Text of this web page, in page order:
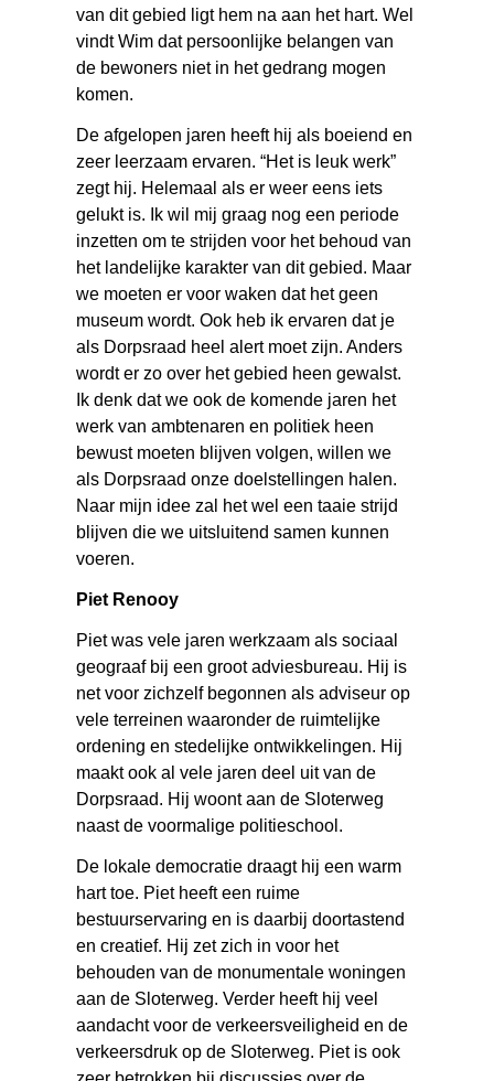
van dit gebied ligt hem na aan het hart. Wel
vindt Wim dat persoonlijke belangen van
de bewoners niet in het gedrang mogen
komen.
De afgelopen jaren heeft hij als boeiend en
zeer leerzaam ervaren. “Het is leuk werk”
zegt hij. Helemaal als er weer eens iets
gelukt is. Ik wil mij graag nog een periode
inzetten om te strijden voor het behoud van
het landelijke karakter van dit gebied. Maar
we moeten er voor waken dat het geen
museum wordt. Ook heb ik ervaren dat je
als Dorpsraad heel alert moet zijn. Anders
wordt er zo over het gebied heen gewalst.
Ik denk dat we ook de komende jaren het
werk van ambtenaren en politiek heen
bewust moeten blijven volgen, willen we
als Dorpsraad onze doelstellingen halen.
Naar mijn idee zal het wel een taaie strijd
blijven die we uitsluitend samen kunnen
voeren.
Piet Renooy
Piet was vele jaren werkzaam als sociaal
geograaf bij een groot adviesbureau. Hij is
net voor zichzelf begonnen als adviseur op
vele terreinen waaronder de ruimtelijke
ordening en stedelijke ontwikkelingen. Hij
maakt ook al vele jaren deel uit van de
Dorpsraad. Hij woont aan de Sloterweg
naast de voormalige politieschool.
De lokale democratie draagt hij een warm
hart toe. Piet heeft een ruime
bestuurservaring en is daarbij doortastend
en creatief. Hij zet zich in voor het
behouden van de monumentale woningen
aan de Sloterweg. Verder heeft hij veel
aandacht voor de verkeersveiligheid en de
verkeersdruk op de Sloterweg. Piet is ook